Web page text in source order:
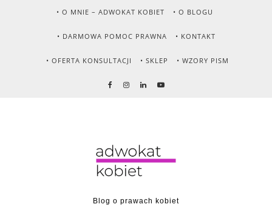
• O MNIE – ADWOKAT KOBIET • O BLOGU
• DARMOWA POMOC PRAWNA • KONTAKT
• OFERTA KONSULTACJI • SKLEP • WZORY PISM
Blog o prawach kobiet